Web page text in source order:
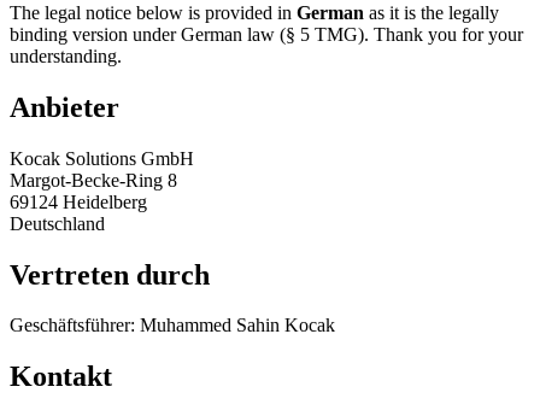
The legal notice below is provided in German as it is the legally
binding version under German law (§ 5 TMG). Thank you for your
understanding.
Anbieter
Kocak Solutions GmbH
Margot-Becke-Ring 8
69124 Heidelberg
Deutschland
Vertreten durch
Geschäftsführer: Muhammed Sahin Kocak
Kontakt